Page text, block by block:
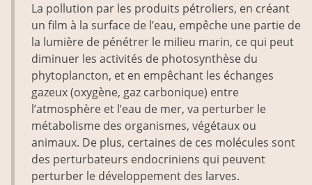
La pollution par les produits pétroliers, en créant
un film à la surface de l’eau, empêche une partie de
la lumière de pénétrer le milieu marin, ce qui peut
diminuer les activités de photosynthèse du
phytoplancton, et en empêchant les échanges
gazeux (oxygène, gaz carbonique) entre
l’atmosphère et l’eau de mer, va perturber le
métabolisme des organismes, végétaux ou
animaux. De plus, certaines de ces molécules sont
des perturbateurs endocriniens qui peuvent
perturber le développement des larves.